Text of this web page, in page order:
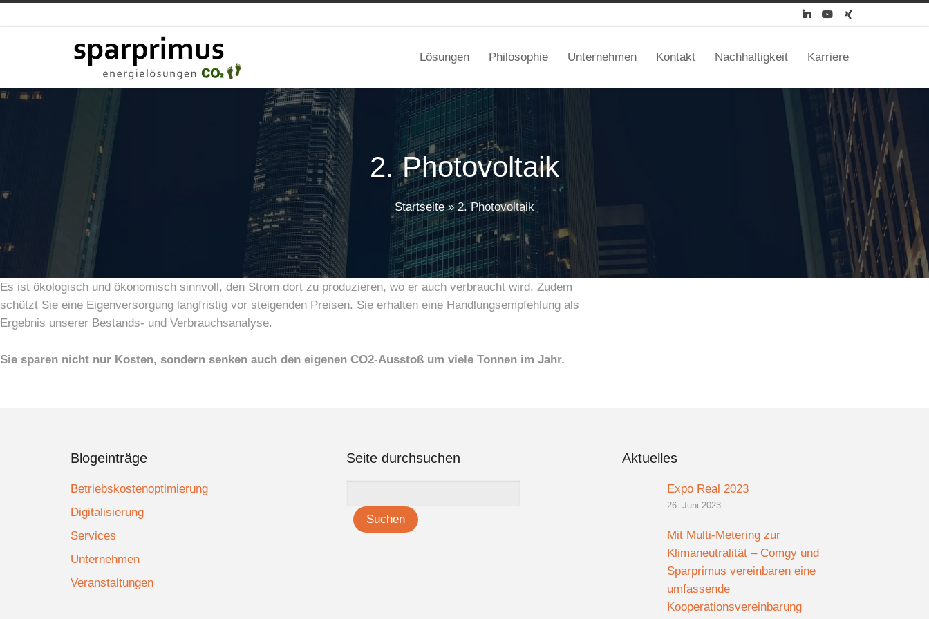
  
Lösungen Philosophie Unternehmen Kontakt Nachhaltigkeit Karriere
2. Photovoltaik
Startseite»2. Photovoltaik
Es ist ökologisch und ökonomisch sinnvoll, den Strom dort zu produzieren, wo er auch verbraucht wird. Zudem
schützt Sie eine Eigenversorgung langfristig vor steigenden Preisen. Sie erhalten eine Handlungsempfehlung als
Ergebnis unserer Bestands- und Verbrauchsanalyse.
Sie sparen nicht nur Kosten, sondern senken auch den eigenen CO2-Ausstoß um viele Tonnen im Jahr.
Blogeinträge
Betriebskostenoptimierung
Digitalisierung
Services
Unternehmen
Veranstaltungen
Seite durchsuchen Aktuelles
Expo Real 2023
26. Juni 2023
Mit Multi-Metering zur
Klimaneutralität – Comgy und
Sparprimus vereinbaren eine
umfassende
Kooperationsvereinbarung